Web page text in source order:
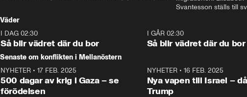
tonårsutvisningarna och hur
Moderaterna ska locka
väljare till valet i höst.
Svantesson ställs till
Väder
I DAG 02:30
Så blir vädret där du bor
I GÅR 02:30
Så blir vädret där du bor
Senaste om konflikten i Mellanöstern
NYHETER • 17 FEB. 2025
500 dagar av krig i Gaza – se
förödelsen
NYHETER• 16 FEB. 2025
Nya vapen till Israel –
Trump